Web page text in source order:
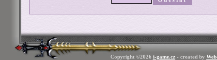
Copyright ©2026 i-game.cz- created by